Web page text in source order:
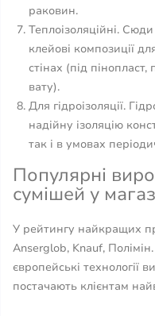
раковин.
Теплоізоляційні.
клейові композиції
стінах (під
вату).
Для гідроізоляції.
надійну ізоляцію
так і в умовах
Популярні
сумішей у
У рейтингу найкращих
Anserglob, Knauf,
європейські технології
постачають клієнтам